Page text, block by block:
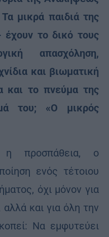
μικρά παιδιά της
έχουν το δικό τους
απασχόληση,
και βιωματική
και το πνεύμα της
του; «Ο μικρός
η προσπάθεια, ο
ενός τέτοιου
όχι μόνον για
και για όλη την
Να εμφυτεύει